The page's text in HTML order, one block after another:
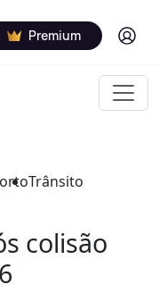
Premium Log in
Trânsito
colisão